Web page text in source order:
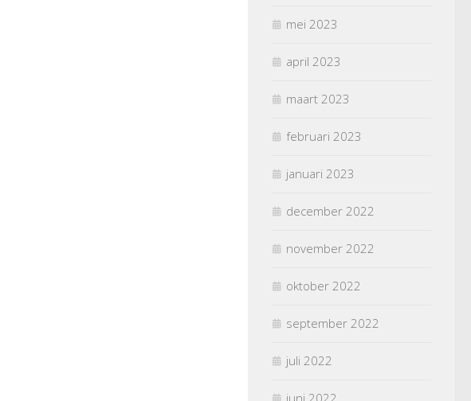
mei 2023
april 2023
maart 2023
februari 2023
januari 2023
december 2022
november 2022
oktober 2022
september 2022
juli 2022
juni 2022